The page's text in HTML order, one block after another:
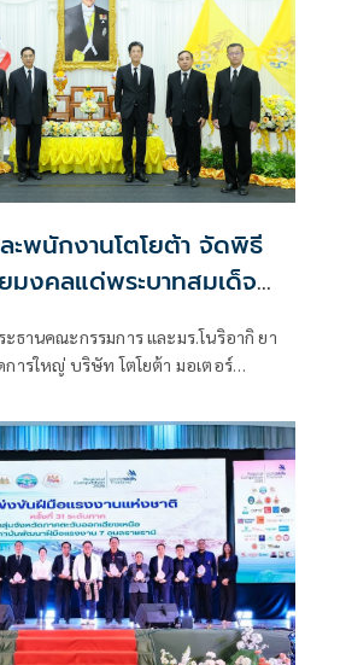
ะพนักงานโตโยต้า จัดพิธี
มงคลแด่พระบาทสมเด็จ
ธานคณะกรรมการ และมร.โนริอากิ ยา
ารใหญ่ บริษัท โตโยต้า มอเตอร์